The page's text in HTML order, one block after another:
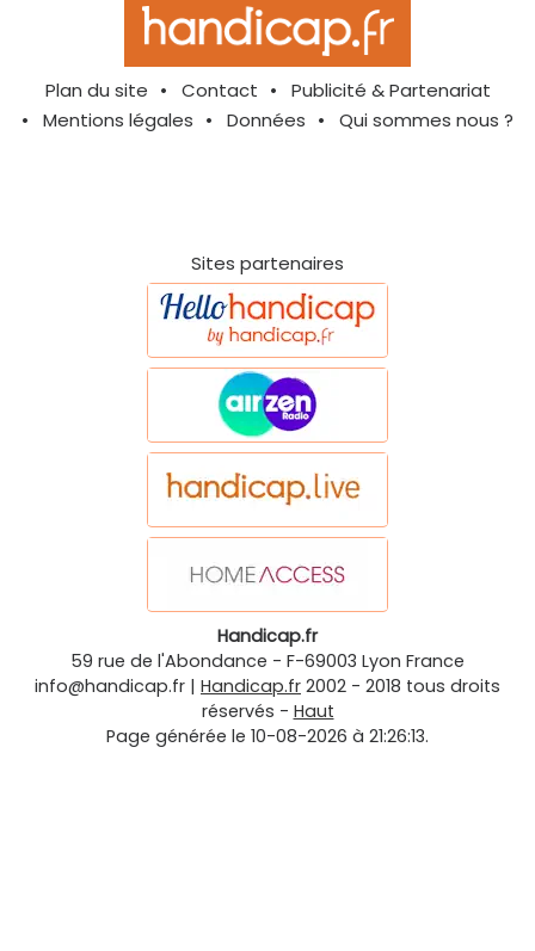
Plan du site Contact
Publicité & Partenariat
Mentions légales
Données Qui sommes nous ?
Sites partenaires
Handicap.fr
59 rue de l'Abondance - F-69003 Lyon France
info@handicap.fr | Handicap.fr 2002 - 2018 tous droits
réservés - Haut
Page générée le 10-08-2026 à 21:26:13.